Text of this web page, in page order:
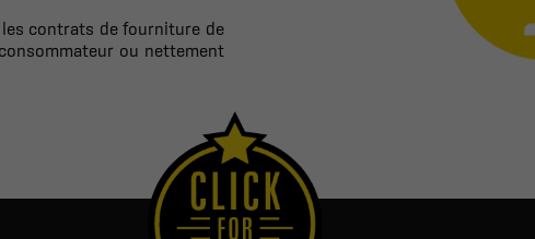
contrats de fourniture de
ou nettement